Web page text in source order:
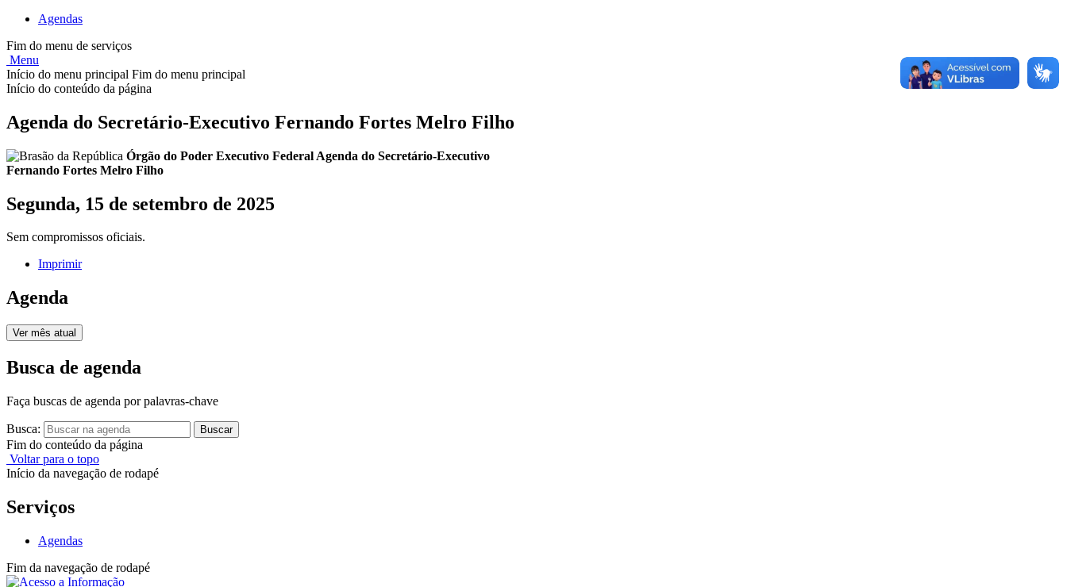
Agendas
Fim do menu de serviços
Menu
Início do menu principal Fim do menu principal
Início do conteúdo da página
Agenda do Secretário-Executivo Fernando Fortes Melro Filho
Órgão do Poder Executivo Federal Agenda do Secretário-Executivo
Fernando Fortes Melro Filho
Segunda, 15 de setembro de 2025
Sem compromissos oficiais.
Imprimir
Agenda
Ver mês atual
Busca de agenda
Faça buscas de agenda por palavras-chave
Busca: Buscar
Fim do conteúdo da página
Voltar para o topo
Início da navegação de rodapé
Serviços
Agendas
Fim da navegação de rodapé